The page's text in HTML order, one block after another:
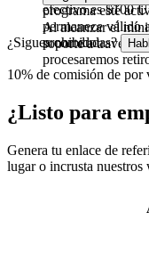
efectivo es $100
programa esté
permanece válido
prohibido.
Al alcanzar el
soporte a través
procesaremos
¿Sigues con dudas?
10% de comisión de por
¿Listo para
Genera tu enlace de
lugar o incrusta nuestros